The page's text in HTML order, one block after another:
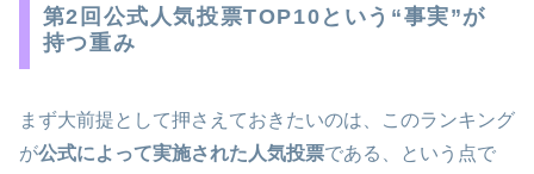
第2回公式人気投票TOP10という“事実”が
持つ重み
まず大前提として押さえておきたいのは、このランキング
が公式によって実施された人気投票である、という点で